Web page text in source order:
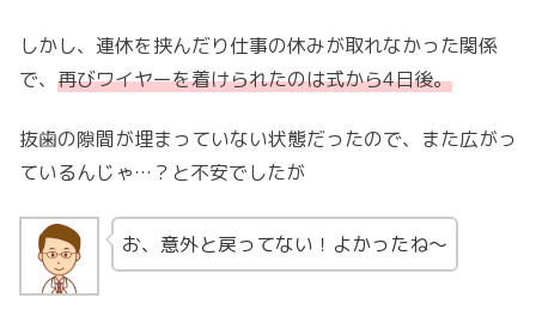
しかし、連休を挟んだり仕事の休みが取れなかった関係
で、 再びワイヤーを着けられたのは式から4日後。
抜歯の隙間が埋まっていない状態だったので、また広がっ
ているんじゃ…？と不安でしたが
お、意外と戻ってない！よかったね〜